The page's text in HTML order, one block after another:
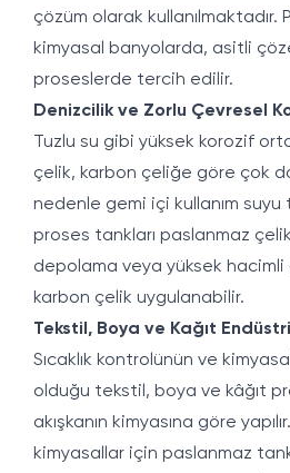
çözüm olarak kullanılmaktadır.
kimyasal banyolarda, asitli
proseslerde tercih edilir.
Denizcilik ve Zorlu Çevresel
Tuzlu su gibi yüksek korozif
çelik, karbon çeliğe göre çok
nedenle gemi içi kullanım suyu
proses tankları paslanmaz
depolama veya yüksek hacimli
karbon çelik uygulanabilir.
Tekstil, Boya ve Kağıt
Sıcaklık kontrolünün ve
olduğu tekstil, boya ve kâğıt
akışkanın kimyasına göre
kimyasallar için paslanmaz